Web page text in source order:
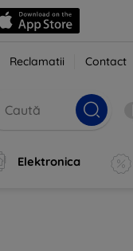
Reclamatii Contact
Elektronica